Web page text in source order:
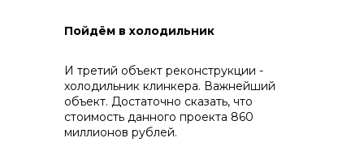
Пойдём в холодильник
И третий объект реконструкции -
холодильник клинкера. Важнейший
объект. Достаточно сказать, что
стоимость данного проекта 860
миллионов рублей.